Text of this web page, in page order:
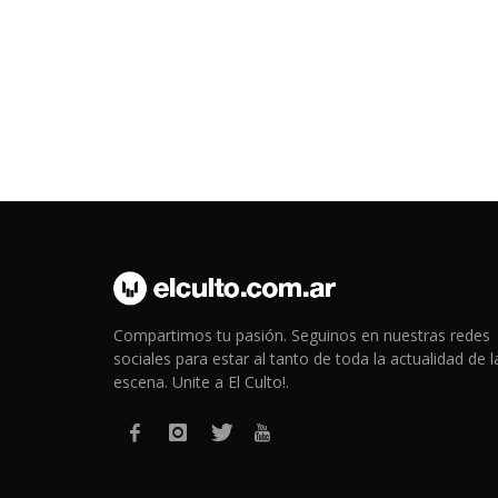
Compartimos tu pasión. Seguinos en nuestras redes
sociales para estar al tanto de toda la actualidad de
escena. Unite a El Culto!.